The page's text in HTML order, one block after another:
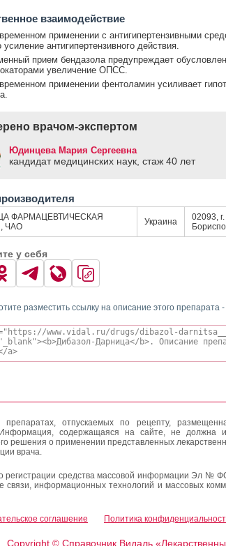
взаимодействие
применении с антигипертензивными
антигипертензивного действия.
прием бендазола предупреждает
увеличение ОПСС.
применении фентоламин усиливает
врачом-экспертом
Юдинцева Мария Сергеевна
кандидат медицинских наук, стаж 40 лет
ФАРМАЦЕВТИЧЕСКАЯ
ЧАО
Украина
02093,
у себя
разместить ссылку на описание этого препарата
отпускаемых по рецепту,
содержащаяся на сайте, не должна
решения о применении представленных
врача.
регистрации средства массовой информации Эл №
связи, информационных технологий и массовых
соглашение Политика
Copyright ©Справочник Видаль